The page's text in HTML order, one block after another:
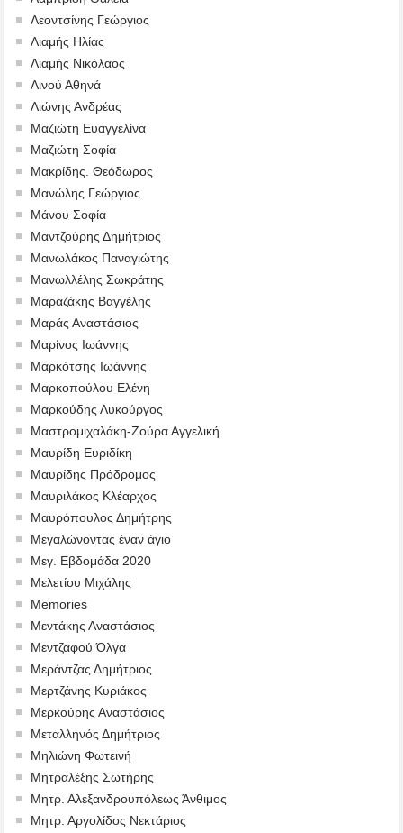
Λεοντσίνης Γεώργιος
Λιαμής Ηλίας
Λιαμής Νικόλαος
Λινού Αθηνά
Λιώνης Ανδρέας
Μαζιώτη Ευαγγελίνα
Μαζιώτη Σοφία
Μακρίδης. Θεόδωρος
Μανώλης Γεώργιος
Μάνου Σοφία
Μαντζούρης Δημήτριος
Μανωλάκος Παναγιώτης
Μανωλλέλης Σωκράτης
Μαραζάκης Βαγγέλης
Μαράς Αναστάσιος
Μαρίνος Ιωάννης
Μαρκότσης Ιωάννης
Μαρκοπούλου Ελένη
Μαρκούδης Λυκούργος
Μαστρομιχαλάκη-Ζούρα Αγγελική
Μαυρίδη Ευριδίκη
Μαυρίδης Πρόδρομος
Μαυριλάκος Κλέαρχος
Μαυρόπουλος Δημήτρης
Μεγαλώνοντας έναν άγιο
Μεγ. Εβδομάδα 2020
Μελετίου Μιχάλης
Memories
Μεντάκης Αναστάσιος
Μεντζαφού Όλγα
Μεράντζας Δημήτριος
Μερτζάνης Κυριάκος
Μερκούρης Αναστάσιος
Μεταλληνός Δημήτριος
Mηλιώνη Φωτεινή
Μητραλέξης Σωτήρης
Μητρ. Αλεξανδρουπόλεως Άνθιμος
Μητρ. Αργολίδος Νεκτάριος